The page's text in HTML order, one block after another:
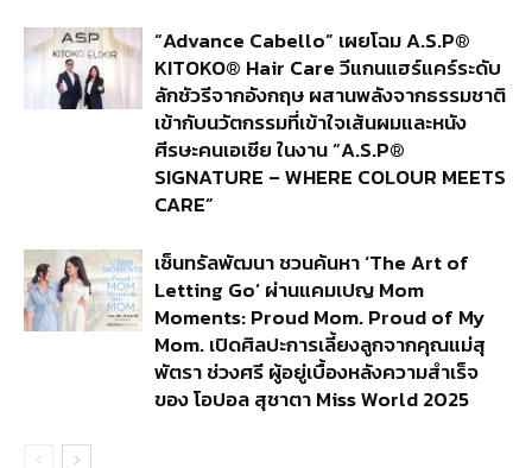
“Advance Cabello” เผยโฉม A.S.P®
KITOKO® Hair Care วีแกนแฮร์แคร์ระดับ
ลักชัวรีจากอังกฤษ ผสานพลังจากธรรมชาติ
เข้ากับนวัตกรรมที่เข้าใจเส้นผมและหนัง
ศีรษะคนเอเชีย ในงาน “A.S.P®
SIGNATURE – WHERE COLOUR MEETS
CARE”
เซ็นทรัลพัฒนา ชวนค้นหา ‘The Art of
Letting Go’ ผ่านแคมเปญ Mom
Moments: Proud Mom. Proud of My
Mom. เปิดศิลปะการเลี้ยงลูกจากคุณแม่สุ
พัตรา ช่วงศรี ผู้อยู่เบื้องหลังความสำเร็จ
ของ โอปอล สุชาตา Miss World 2025